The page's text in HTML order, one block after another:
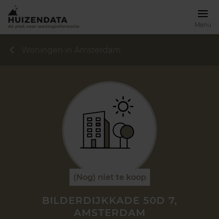
Menu
Woningen in Amsterdam
(Nog) niet te koop
BILDERDIJKKADE 50D 7,
AMSTERDAM